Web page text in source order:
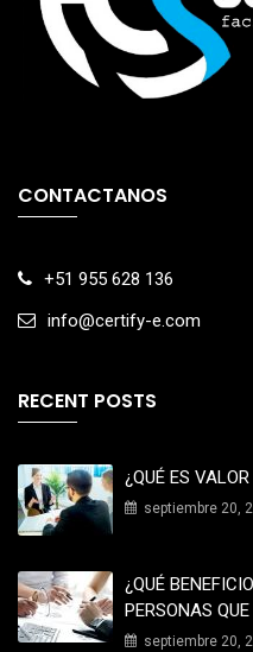
CONTACTANOS
+51 955 628 136
info@certify-e.com
RECENT POSTS
¿QUÉ ES
septiembre 20,
¿QUÉ
PERSONAS
septiembre 20,